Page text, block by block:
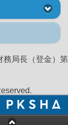
局長（登金）第